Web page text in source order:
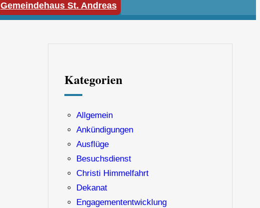
e
Gemeindehaus St. Andreas
Kategorien
Allgemein
Ankündigungen
Ausflüge
Besuchsdienst
Christi Himmelfahrt
Dekanat
Engagemententwicklung